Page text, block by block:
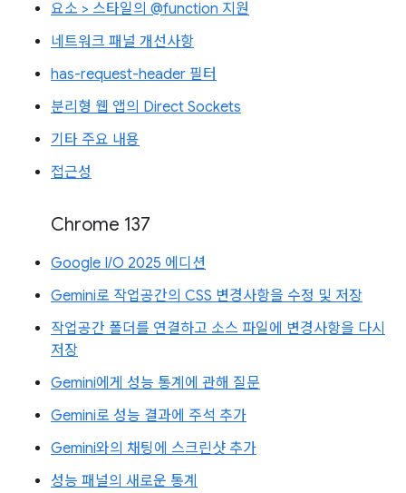
요소 > 스타일의 @function 지원
네트워크 패널 개선사항
has-request-header 필터
분리형 웹 앱의 Direct Sockets
기타 주요 내용
접근성
Chrome 137
Google I/O 2025 에디션
Gemini로 작업공간의 CSS 변경사항을 수정 및 저장
작업공간 폴더를 연결하고 소스 파일에 변경사항을 다시
저장
Gemini에게 성능 통계에 관해 질문
Gemini로 성능 결과에 주석 추가
Gemini와의 채팅에 스크린샷 추가
성능 패널의 새로운 통계